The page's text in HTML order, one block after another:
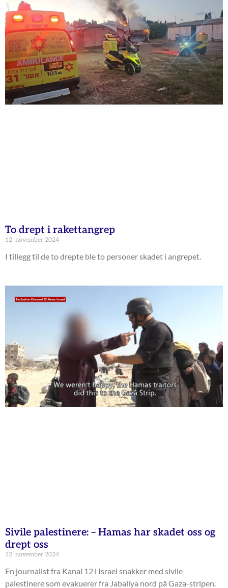
To drept i rakettangrep
12. november 2024
I tillegg til de to drepte ble to personer skadet i angrepet.
Sivile palestinere: – Hamas har skadet oss og
drept oss
12. november 2024
En journalist fra Kanal 12 i Israel snakker med sivile
palestinere som evakuerer fra Jabaliya nord på Gaza-stripen.